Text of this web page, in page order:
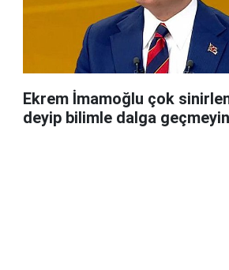
Ekrem İmamoğlu çok
deyip bilimle dalga